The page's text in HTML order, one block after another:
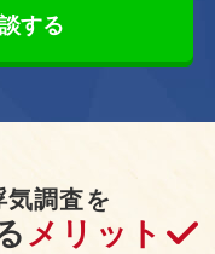
する
気調査を
メリット